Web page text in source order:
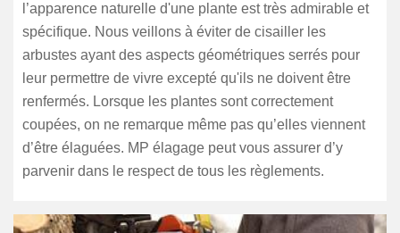
l’apparence naturelle d'une plante est très admirable et
spécifique. Nous veillons à éviter de cisailler les
arbustes ayant des aspects géométriques serrés pour
leur permettre de vivre excepté qu'ils ne doivent être
renfermés. Lorsque les plantes sont correctement
coupées, on ne remarque même pas qu’elles viennent
d’être élaguées. MP élagage peut vous assurer d’y
parvenir dans le respect de tous les règlements.